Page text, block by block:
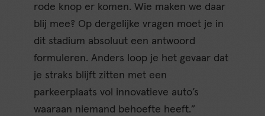
rode knop er komen. Wie maken we daar
blij mee? Op dergelijke vragen moet je in
dit stadium absoluut een antwoord
formuleren. Anders loop je het gevaar dat
je straks blijft zitten met een
parkeerplaats vol innovatieve auto’s
waaraan niemand behoefte heeft.”